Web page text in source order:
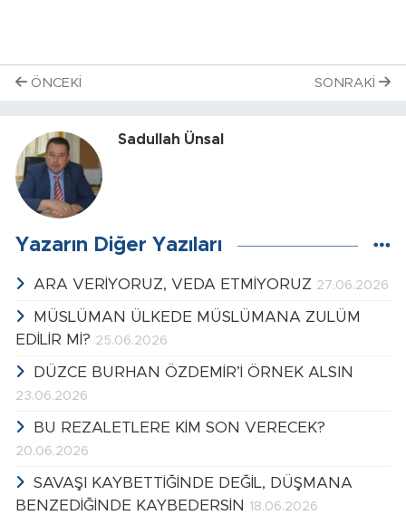
ÖNCEKI SONRAKI
Sadullah Ünsal
Yazarın Diğer Yazıları
ARA VERİYORUZ, VEDA ETMİYORUZ 27.06.2026
MÜSLÜMAN ÜLKEDE MÜSLÜMANA ZULÜM
EDİLİR Mİ? 25.06.2026
DÜZCE BURHAN ÖZDEMİR’İ ÖRNEK ALSIN
23.06.2026
BU REZALETLERE KİM SON VERECEK?
20.06.2026
SAVAŞI KAYBETTİĞİNDE DEĞİL, DÜŞMANA
BENZEDİĞİNDE KAYBEDERSİN 18.06.2026